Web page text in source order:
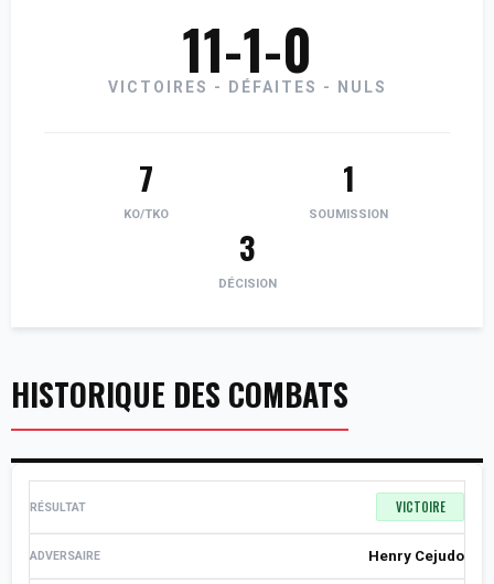
11-1-0
VICTOIRES - DÉFAITES - NULS
7
KO/TKO
1
SOUMISSION
3
DÉCISION
HISTORIQUE DES COMBATS
VICTOIRE
Henry Cejudo